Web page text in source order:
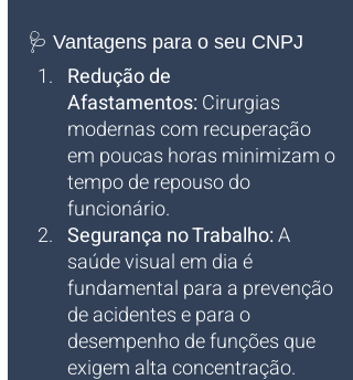
🩺 Vantagens para o seu CNPJ
Redução de
Afastamentos: Cirurgias
modernas com recuperação
em poucas horas minimizam o
tempo de repouso do
funcionário.
Segurança no Trabalho: A
saúde visual em dia é
fundamental para a prevenção
de acidentes e para o
desempenho de funções que
exigem alta concentração.